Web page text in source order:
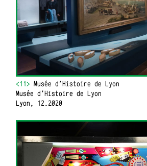
<11>Musée d'Histoire de Lyon
Musée d'Histoire de Lyon
Lyon, 12.2020